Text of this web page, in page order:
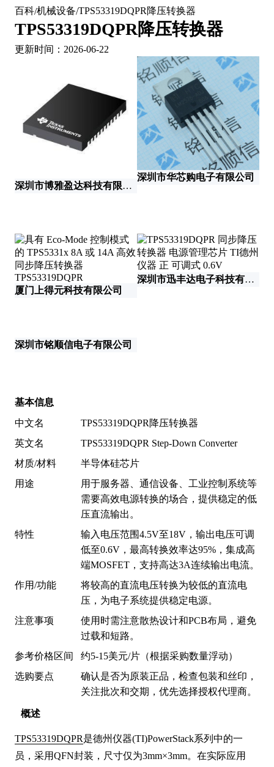
百科/机械设备/TPS53319DQPR降压转换器
TPS53319DQPR降压转换器
更新时间：2026-06-22
深圳市博雅盈达科技有限公司
深圳市华芯购电子有限公司
厦门上得元科技有限公司
深圳市迅丰达电子科技有限公司
深圳市铭顺信电子有限公司
概述
TPS53319DQPR是德州仪器(TI)PowerStack系列中的一
员，采用QFN封装，尺寸仅为3mm×3mm。在实际应用
基本信息
中文名
TPS53319DQPR降压转换器
英文名
TPS53319DQPR Step-Down Converter
材质/材料
半导体硅芯片
用途
用于服务器、通信设备、工业控制系统等
需要高效电源转换的场合，提供稳定的低
压直流输出。
特性
输入电压范围4.5V至18V，输出电压可调
低至0.6V，最高转换效率达95%，集成高
端MOSFET，支持高达3A连续输出电流。
作用/功能
将较高的直流电压转换为较低的直流电
压，为电子系统提供稳定电源。
注意事项
使用时需注意散热设计和PCB布局，避免
过载和短路。
参考价格区间
约5-15美元/片（根据采购数量浮动）
选购要点
确认是否为原装正品，检查包装和丝印，
关注批次和交期，优先选择授权代理商。